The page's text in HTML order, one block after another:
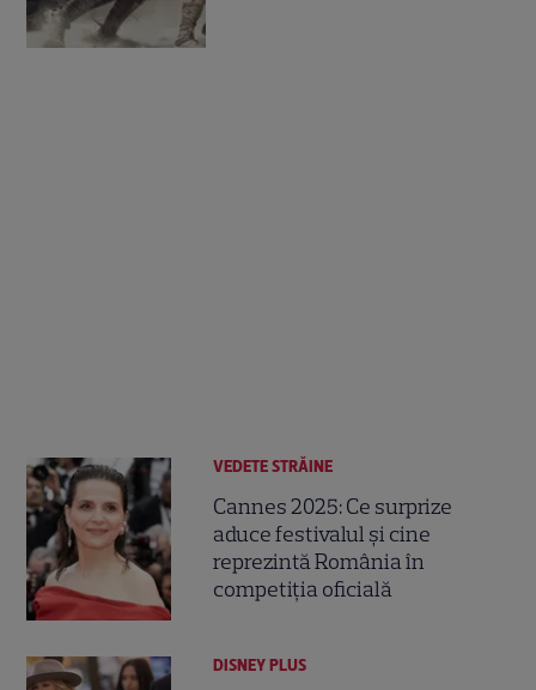
VEDETE STRĂINE
Cannes 2025: Ce surprize
aduce festivalul și cine
reprezintă România în
competiția oficială
DISNEY PLUS